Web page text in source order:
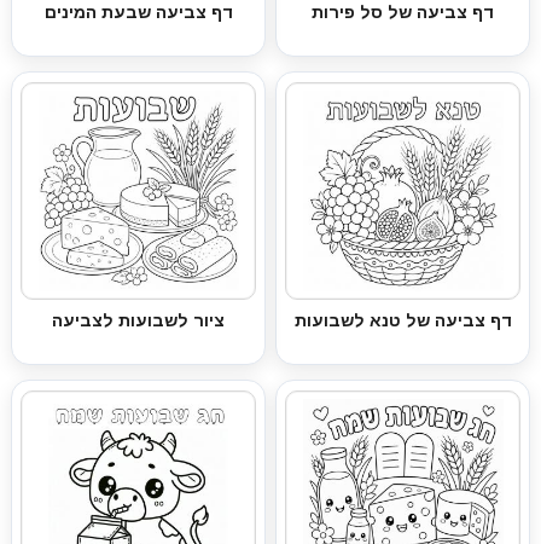
דף צביעה של סל פירות דף צביעה שבעת המינים
דף צביעה של טנא לשבועות ציור לשבועות לצביעה